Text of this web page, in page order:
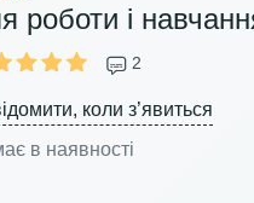
роботи і
2
коли з’явиться
в наявності